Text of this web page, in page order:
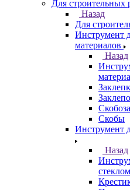
Для строительных
Назад
Для
Инструмент
материалов
Назад
Скобы
Инструмент
Назад
стеклом